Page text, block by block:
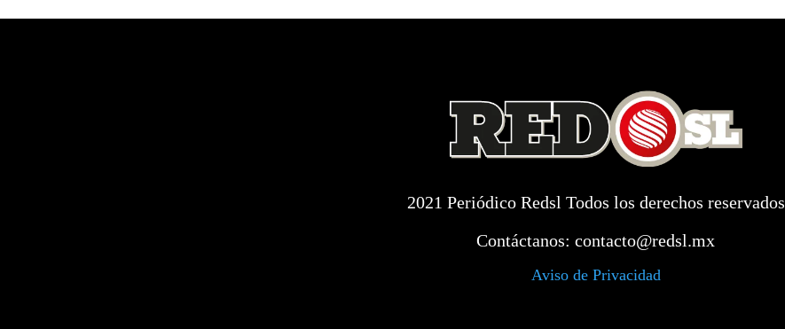
2021 Periódico Redsl Todos los derechos reservados
Contáctanos:contacto@redsl.mx
Aviso de Privacidad